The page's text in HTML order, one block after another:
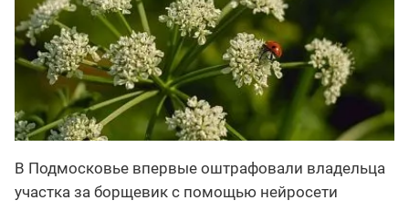
В Подмосковье впервые оштрафовали владельца
участка за борщевик с помощью нейросети